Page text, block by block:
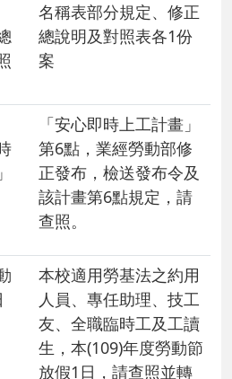
名稱表部分規定、修正
總說明及對照表各1份
案
「安心即時上工計畫」
第6點，業經勞動部修
正發布，檢送發布令及
該計畫第6點規定，請
查照。
本校適用勞基法之約用
人員、專任助理、技工
友、全職臨時工及工讀
生，本(109)年度勞動節
放假1日，請查照並轉